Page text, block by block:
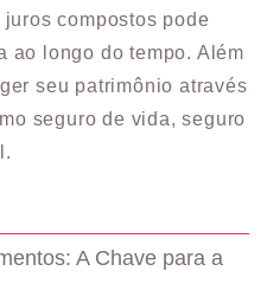
compostos pode
ao longo do tempo. Além
seu patrimônio através
seguro de vida, seguro
A Chave para a